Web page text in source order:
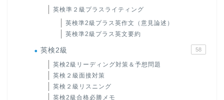
英検準２級プラスライティング
英検準2級プラス英作文（意見論述）
英検準2級プラス英文要約
英検2級 58
英検2級リーディング対策＆予想問題
英検２級面接対策
英検２級リスニング
英検2級合格必勝メモ